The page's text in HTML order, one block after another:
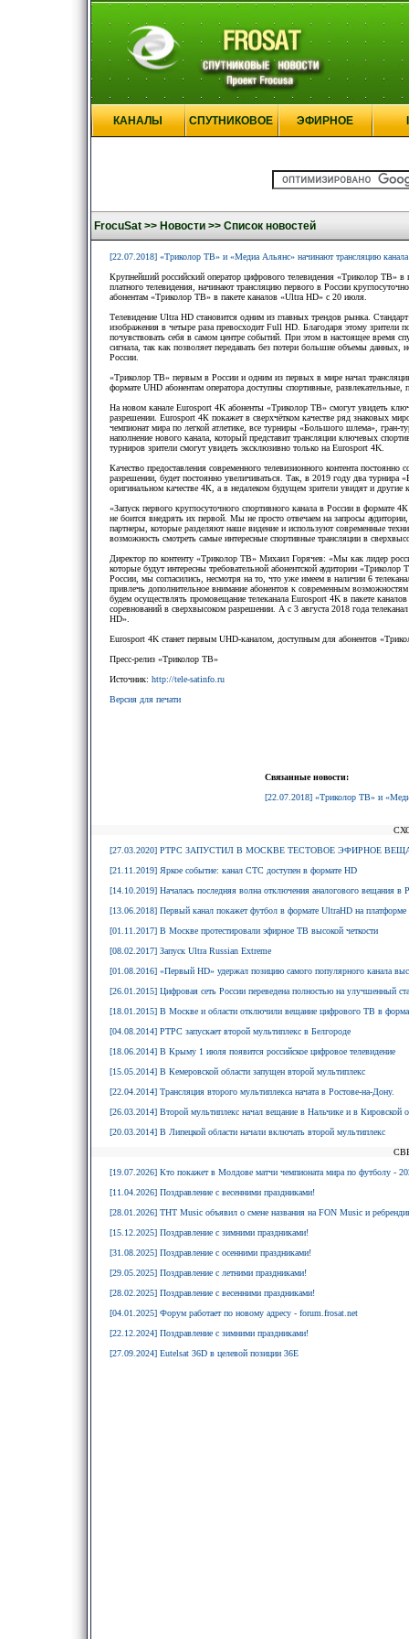
КАНАЛЫ СПУТНИКОВОЕ ЭФИРНОЕ
FrocuSat >> Новости >> Список новостей
[22.07.2018] «Триколор ТВ» и «Медиа Альянс» начинают трансляцию
Крупнейший российский оператор цифрового телевидения «Триколор ТВ»
платного телевидения, начинают трансляцию первого в России
абонентам «Триколор ТВ» в пакете каналов «Ultra HD» с 20 июля.
Телевидение Ultra HD становится одним из главных трендов рынка.
изображения в четыре раза превосходит Full HD. Благодаря этому
почувствовать себя в самом центре событий. При этом в настоящее время
сигнала, так как позволяет передавать без потери большие объемы
России.
«Триколор ТВ» первым в России и одним из первых в мире начал
формате UHD абонентам оператора доступны спортивные,
На новом канале Eurosport 4K абоненты «Триколор ТВ» смогут увидеть
разрешении. Eurosport 4К покажет в сверхчётком качестве ряд знаковых
чемпионат мира по легкой атлетике, все турниры «Большого шлема», гран-
наполнение нового канала, который представит трансляции ключевых
турниров зрители смогут увидеть эксклюзивно только на Eurosport 4K.
Качество предоставления современного телевизионного контента
разрешении, будет постоянно увеличиваться. Так, в 2019 году два
оригинальном качестве 4К, а в недалеком будущем зрители увидят и
«Запуск первого круглосуточного спортивного канала в России в формате
не боится внедрять их первой. Мы не просто отвечаем на запросы
партнеры, которые разделяют наше видение и используют современные
возможность смотреть самые интересные спортивные трансляции в
Директор по контенту «Триколор ТВ» Михаил Горячев: «Мы как лидер
которые будут интересны требовательной абонентской аудитории
России, мы согласились, несмотря на то, что уже имеем в наличии 6
привлечь дополнительное внимание абонентов к современным
будем осуществлять промовещание телеканала Eurosport 4K в пакете
соревнований в сверхвысоком разрешении. А с 3 августа 2018 года
HD».
Eurosport 4K станет первым UHD-каналом, доступным для абонентов
Пресс-релиз «Триколор ТВ»
Источник: http://tele-satinfo.ru
Версия для печати
Связанные новости:
[22.07.2018] «Триколор ТВ» и
[27.03.2020] РТРС ЗАПУСТИЛ В МОСКВЕ ТЕСТОВОЕ ЭФИРНОЕ
[21.11.2019] Яркое событие: канал СТС доступен в формате HD
[14.10.2019] Началась последняя волна отключения аналогового вещания в
[13.06.2018] Первый канал покажет футбол в формате UltraHD на платформе
[01.11.2017] В Москве протестировали эфирное ТВ высокой четкости
[08.02.2017] Запуск Ultra Russian Extreme
[01.08.2016] «Первый HD» удержал позицию самого популярного канала
[26.01.2015] Цифровая сеть России переведена полностью на улучшенный
[18.01.2015] В Москве и области отключили вещание цифрового ТВ в
[04.08.2014] РТРС запускает второй мультиплекс в Белгороде
[18.06.2014] В Крыму 1 июля появится российское цифровое телевидение
[15.05.2014] В Кемеровской области запущен второй мультиплекс
[22.04.2014] Трансляция второго мультиплекса начата в Ростове-на-Дону.
[26.03.2014] Второй мультиплекс начал вещание в Нальчике и в Кировской
[20.03.2014] В Липецкой области начали включать второй мультиплекс
[19.07.2026] Кто покажет в Молдове матчи чемпионата мира по футболу -
[11.04.2026] Поздравление с весенними праздниками!
[28.01.2026] ТНТ Music объявил о смене названия на FON Music и
[15.12.2025] Поздравление с зимними праздниками!
[31.08.2025] Поздравление с осенними праздниками!
[29.05.2025] Поздравление с летними праздниками!
[28.02.2025] Поздравление с весенними праздниками!
[04.01.2025] Форум работает по новому адресу - forum.frosat.net
[22.12.2024] Поздравление с зимними праздниками!
[27.09.2024] Eutelsat 36D в целевой позиции 36E